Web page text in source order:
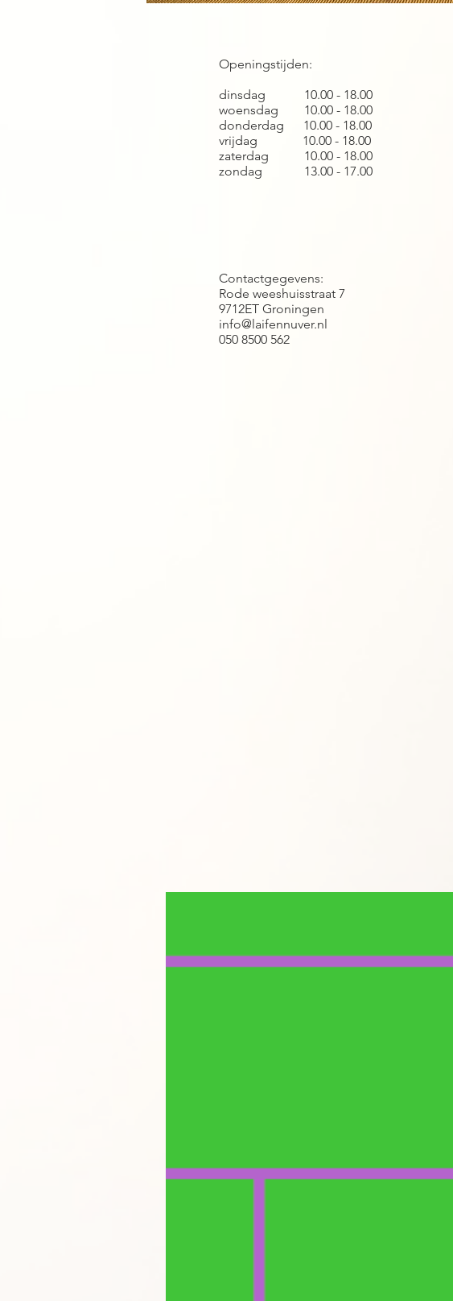
Openingstijden:
dinsdag 10.00 - 18.00
woensdag 10.00 - 18.00
donderdag 10.00 - 18.00
vrijdag 10.00 - 18.00
zaterdag 10.00 - 18.00
zondag 13.00 - 17.00
Contactgegevens:
Rode weeshuisstraat 7
9712ET Groningen
info@laifennuver.nl
050 8500 562